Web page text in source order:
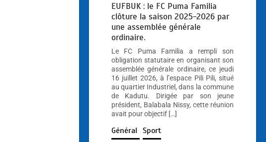
EUFBUK : le FC Puma Familia
clôture la saison 2025-2026 par
une assemblée générale
ordinaire.
Le FC Puma Familia a rempli son
obligation statutaire en organisant son
assemblée générale ordinaire, ce jeudi
16 juillet 2026, à l’espace Pili Pili, situé
au quartier Industriel, dans la commune
de Kadutu. Dirigée par son jeune
président, Balabala Nissy, cette réunion
avait pour objectif […]
Général Sport